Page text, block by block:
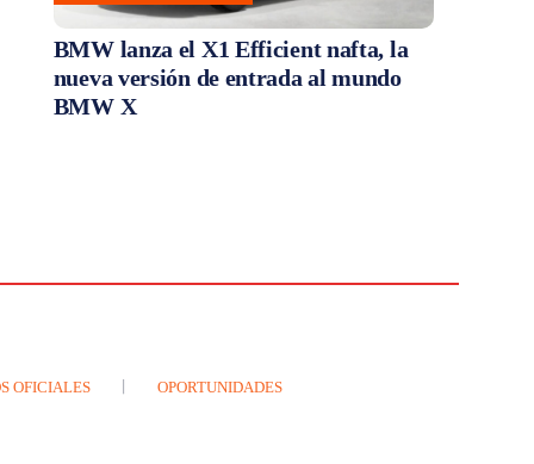
BMW lanza el X1 Efficient nafta, la
nueva versión de entrada al mundo
BMW X
OFICIALES OPORTUNIDADES